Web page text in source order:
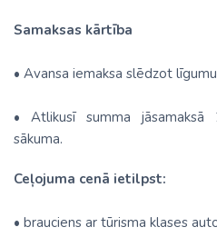
Samaksas kārtība
• Avansa iemaksa slēdzot
• Atlikusī summa
sākuma.
Ceļojuma cenā ietilpst:
• brauciens ar tūrisma klases